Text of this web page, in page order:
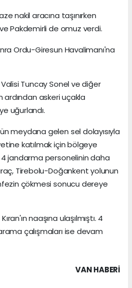
nakil aracına taşınırken
Pakdemirli de omuz verdi.
Ordu-Giresun Havalimanı'na
Tuncay Sonel ve diğer
ardından askeri uçakla
uğurlandı.
meydana gelen sel dolayısıyla
katılmak için bölgeye
jandarma personelinin daha
Tirebolu-Doğankent yolunun
çökmesi sonucu dereye
naaşına ulaşılmıştı. 4
çalışmaları ise devam
VAN HABERİ